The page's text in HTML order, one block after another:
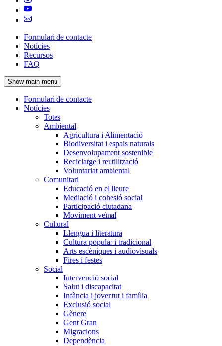
Navegació
principal
de
l'encapçalament
Formulari de contacte
Notícies
Recursos
FAQ
Show main menu
Navegació
principal
Formulari de contacte
Notícies
Totes
Ambiental
Agricultura i Alimentació
Biodiversitat i espais naturals
Desenvolupament sostenible
Reciclatge i reutilització
Voluntariat ambiental
Comunitari
Educació en el lleure
Mediació i cohesió social
Participació ciutadana
Moviment veïnal
Cultural
Llengua i literatura
Cultura popular i tradicional
Arts escèniques i audiovisuals
Fires i festes
Social
Intervenció social
Salut i discapacitat
Infància i joventut i família
Exclusió social
Gènere
Gent Gran
Migracions
Dependència